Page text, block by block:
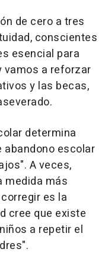
de cero a tres
conscientes
esencial para
vamos a reforzar
y las becas,
determina
escolar
A veces,
medida más
es la
cree que existe
a repetir el